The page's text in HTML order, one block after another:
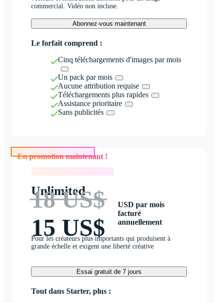
commercial. Vidéo non incluse.
Abonnez-vous maintenant
Le forfait comprend :
Cinq téléchargements d'images par mois
Un pack par mois
Aucune attribution requise
Téléchargements plus rapides
Assistance prioritaire
Sans publicités
En promotion maintenant !
Unlimited
18 US$
15 US$
USD par mois
facturé
annuellement
Pour les créateurs plus importants qui produisent à
grande échelle et exigent une liberté créative
Essai gratuit de 7 jours
Tout dans Starter, plus :